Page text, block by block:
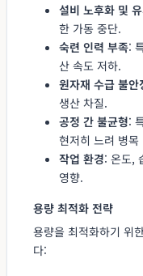
설비 노후화 및
한 가동 중단.
숙련 인력 부족:
산 속도 저하.
원자재 수급 불안
생산 차질.
공정 간 불균형:
현저히 느려 병목
작업 환경: 온도,
영향.
용량 최적화 전략
용량을 최적화하기 위
다: